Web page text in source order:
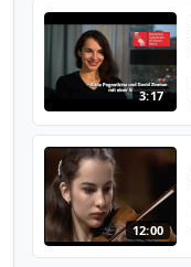
3:17
12:00